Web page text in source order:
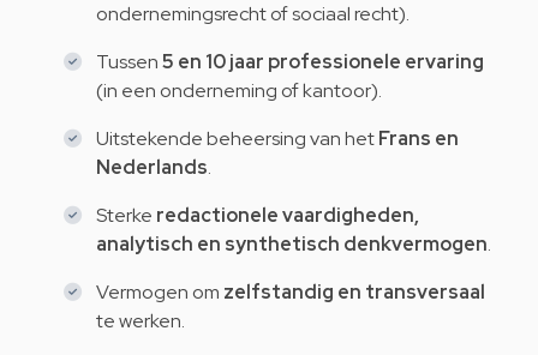
ondernemingsrecht of sociaal recht).
Tussen5 en 10 jaar professionele ervaring
(in een onderneming of kantoor).
Uitstekende beheersing van hetFrans en
Nederlands.
Sterke redactionele vaardigheden,
analytisch en synthetisch denkvermogen.
Vermogen om zelfstandig en transversaal
te werken.